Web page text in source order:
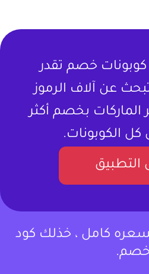
خصم تقدر
عن آلاف الرموز
الماركات بخصم أكثر
كل الكوبونات.
التطبيق
كامل ، خذلك كود
خصم.